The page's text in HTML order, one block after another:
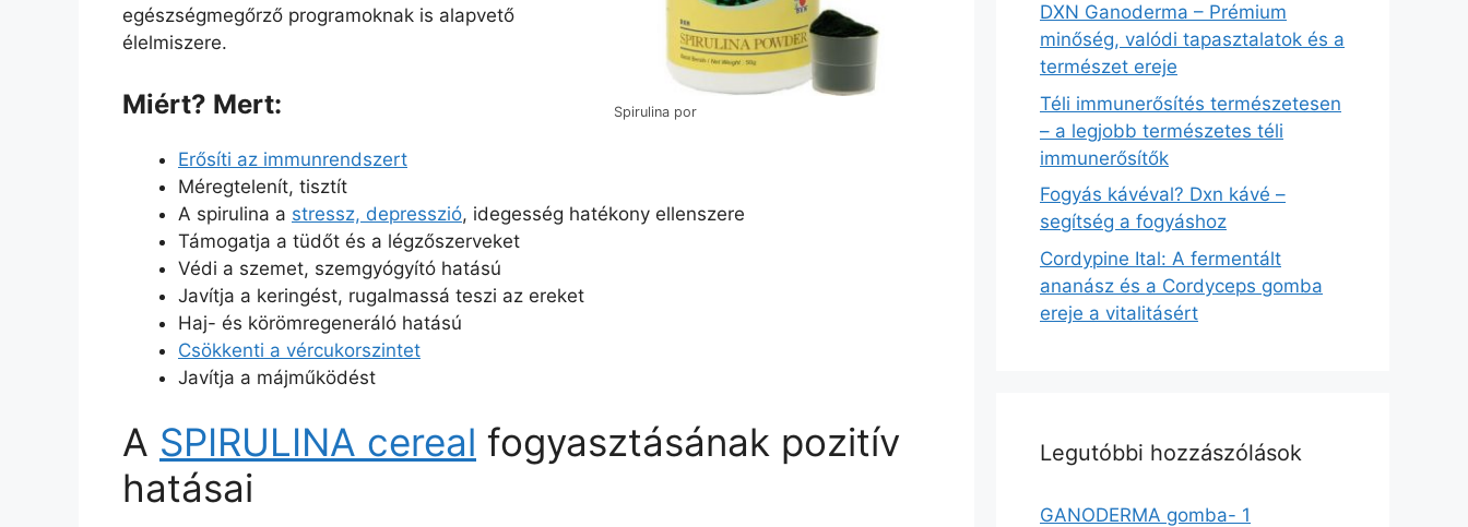
Spirulina por
egészségmegőrző programoknak is alapvető
élelmiszere.
Miért? Mert:
Erősíti az immunrendszert
Méregtelenít, tisztít
A spirulina a stressz, depresszió, idegesség hatékony ellenszere
Támogatja a tüdőt és a légzőszerveket
Védi a szemet, szemgyógyító hatású
Javítja a keringést, rugalmassá teszi az ereket
Haj- és körömregeneráló hatású
Csökkenti a vércukorszintet
Javítja a májműködést
A SPIRULINA cereal fogyasztásának pozitív
hatásai
DXN Ganoderma – Prémium
minőség, valódi tapasztalatok és a
természet ereje
Téli immunerősítés természetesen
– a legjobb természetes téli
immunerősítők
Fogyás kávéval? Dxn kávé –
segítség a fogyáshoz
Cordypine Ital: A fermentált
ananász és a Cordyceps gomba
ereje a vitalitásért
Legutóbbi hozzászólások
GANODERMA gomba- 1